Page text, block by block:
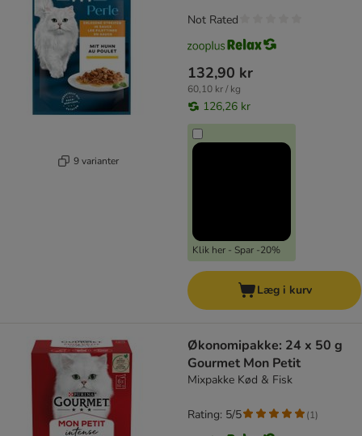
9 varianter
132,90 kr
60,10 kr / kg
126,26 kr
Klik her - Spar -20%
Not Rated
Læg i kurv
Økonomipakke: 24 x 50 g
Gourmet Mon Petit
Mixpakke Kød & Fisk
Rating: 5/5 (1)